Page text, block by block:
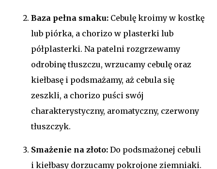
Baza pełna smaku: Cebulę kroimy w kostkę
lub piórka, a chorizo w plasterki lub
półplasterki. Na patelni rozgrzewamy
odrobinę tłuszczu, wrzucamy cebulę oraz
kiełbasę i podsmażamy, aż cebula się
zeszkli, a chorizo puści swój
charakterystyczny, aromatyczny, czerwony
tłuszczyk.
Smażenie na złoto: Do podsmażonej cebuli
i kiełbasy dorzucamy pokrojone ziemniaki.